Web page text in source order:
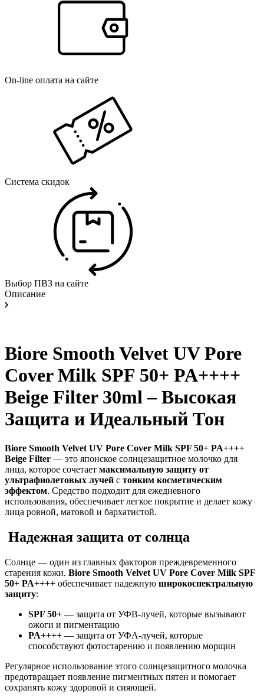
On-line оплата на сайте
Система скидок
Выбор ПВЗ на сайте
Описание
Biore Smooth Velvet UV Pore
Cover Milk SPF 50+ PA++++
Beige Filter 30ml – Высокая
Защита и Идеальный Тон
Biore Smooth Velvet UV Pore Cover Milk SPF 50+ PA++++
Beige Filter — это японское солнцезащитное молочко для
лица, которое сочетает максимальную защиту от
ультрафиолетовых лучей с тонким косметическим
эффектом. Средство подходит для ежедневного
использования, обеспечивает легкое покрытие и делает кожу
лица ровной, матовой и бархатистой.
Надежная защита от солнца
Солнце — один из главных факторов преждевременного
старения кожи. Biore Smooth Velvet UV Pore Cover Milk SPF
50+ PA++++ обеспечивает надежную широкоспектральную
защиту:
SPF 50+ — защита от УФB-лучей, которые вызывают
ожоги и пигментацию
PA++++ — защита от УФA-лучей, которые
способствуют фотостарению и появлению морщин
Регулярное использование этого солнцезащитного молочка
предотвращает появление пигментных пятен и помогает
сохранять кожу здоровой и сияющей.